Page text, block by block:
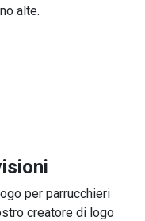
alte.
per parrucchieri
creatore di logo